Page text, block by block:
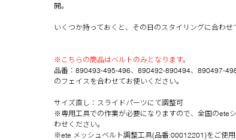
開。
いくつか持っておくと、その日のスタイリングに合わせ
※こちらの商品はベルトのみとなります。
品番： 890493-495-496、 890492-890494、 890497-
のフェイスを合わせてお使いください。
サイズ直し：スライドパーツにて調整可
※専用工具での作業が必要になりますので、全国のete
わせください。
※ete メッシュベルト調整工具(品番:00012201)をご使